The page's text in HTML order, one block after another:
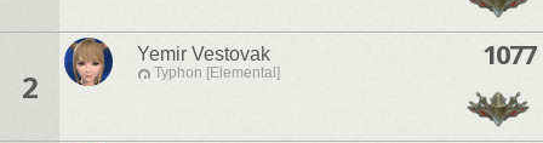
2
Yemir Vestovak
Typhon [Elemental]
1077